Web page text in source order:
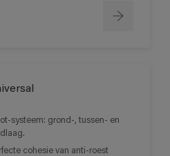
systeem: grond-, tussen- en
cohesie van anti-roest